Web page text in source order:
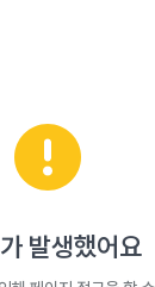
발생했어요